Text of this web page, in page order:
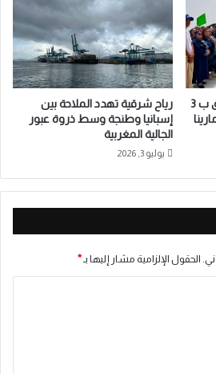
طنجة.. رفع شارة اللواء الأزرق ب 3
رياح شرقية تهدد الملاحة بين
إسبانيا وطنجة وسط ذروة عبور
الجالية المغربية
يوليو 3, 2026
الحقول الإلزامية مشار إليها بـ*